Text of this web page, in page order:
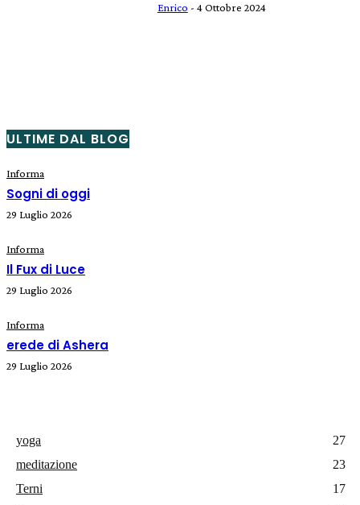
Enrico - 4 Ottobre 2024
ULTIME DAL BLOG
Informa
Sogni di oggi
29 Luglio 2026
Informa
Il Fux di Luce
29 Luglio 2026
Informa
erede di Ashera
29 Luglio 2026
yoga
27
meditazione
23
Terni
17